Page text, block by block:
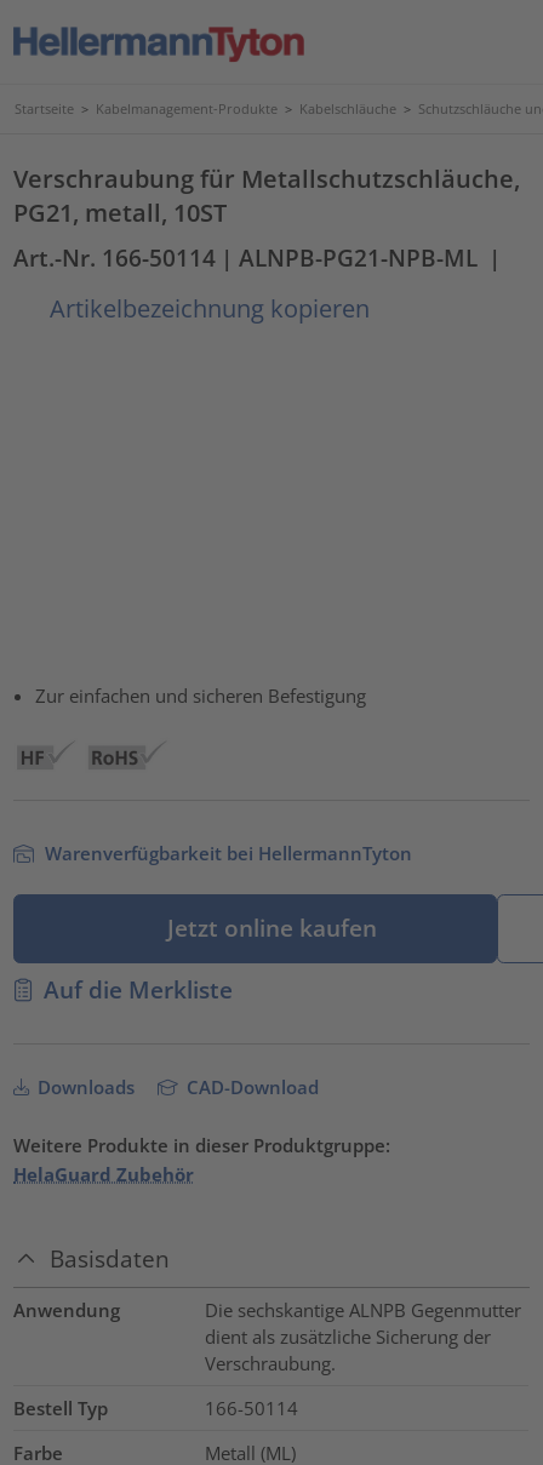
Startseite > Kabelmanagement-Produkte > Kabelschläuche > Schutzschläuche
Verschraubung für Metallschutzschläuche,
PG21, metall, 10ST
Art.-Nr. 166-50114 | ALNPB-PG21-NPB-ML |
Artikelbezeichnung kopieren
Zur einfachen und sicheren Befestigung
Warenverfügbarkeit bei HellermannTyton
Jetzt online kaufen
Auf die Merkliste
Downloads CAD-Download
Weitere Produkte in dieser Produktgruppe:
HelaGuard Zubehör
Basisdaten
Anwendung
Die sechskantige ALNPB Gegenmutter
dient als zusätzliche Sicherung der
Verschraubung.
Bestell Typ
166-50114
Farbe
Metall (ML)